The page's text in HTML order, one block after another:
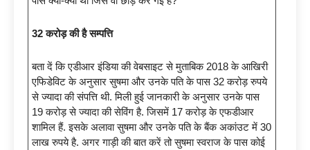
32 करोड़ की है सम्पत्ति
बता दें कि एडीआर इंडिया की वेबसाइट से मुताबिक 2018 के आखिरी
एफिडेविट के अनुसार सुषमा और उनके पति के पास 32 करोड़ रुपये
से ज्यादा की संपत्ति थी. मिली हुई जानकारी के अनुसार उनके पास
19 करोड़ से ज्यादा की सेविंग है. जिसमें 17 करोड़ के एफडीआर
शामिल हैं. इसके अलावा सुषमा और उनके पति के बैंक अकांउट में 30
लाख रुपये है. अगर गाड़ी की बात करें तो सुषमा स्वराज के पास कोई